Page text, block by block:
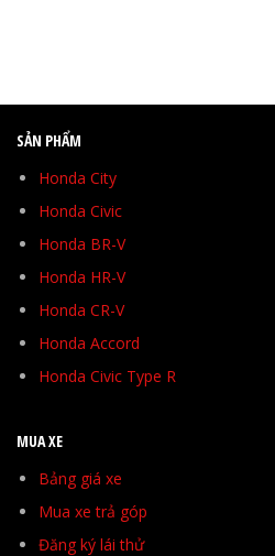
SẢN PHẨM
Honda City
Honda Civic
Honda BR-V
Honda HR-V
Honda CR-V
Honda Accord
Honda Civic Type R
MUA XE
Bảng giá xe
Mua xe trả góp
Đăng ký lái thử